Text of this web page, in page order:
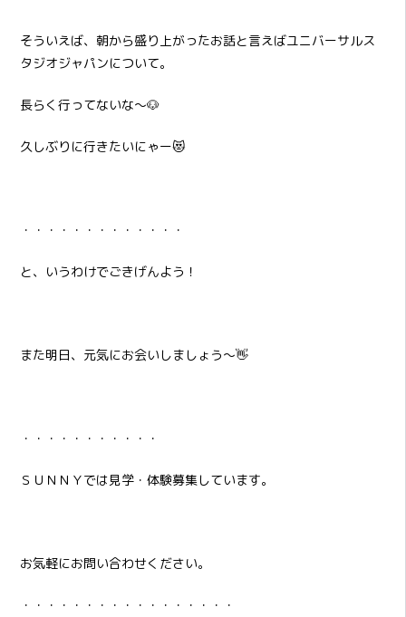
そういえば、朝から盛り上がったお話と言えばユニバーサルス
タジオジャパンについて。
長らく行ってないな～🐶
久しぶりに行きたいにゃー😻
・・・・・・・・・・・・・
と、いうわけでごきげんよう！
また明日、元気にお会いしましょう～👋
・・・・・・・・・・・
ＳＵＮＮＹでは見学・体験募集しています。
お気軽にお問い合わせください。
・・・・・・・・・・・・・・・・・